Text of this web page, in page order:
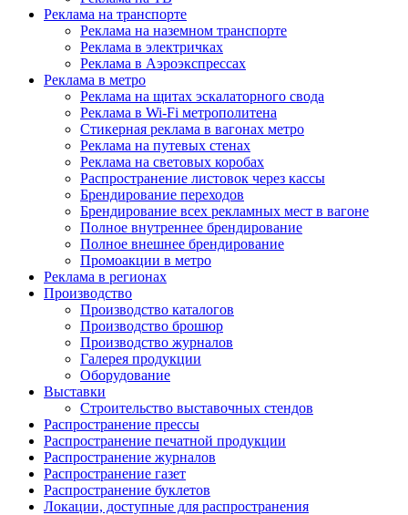
Реклама на транспорте
Реклама на наземном транспорте
Реклама в электричках
Реклама в Аэроэкспрессах
Реклама в метро
Реклама на щитах эскалаторного свода
Реклама в Wi-Fi метрополитена
Стикерная реклама в вагонах метро
Реклама на путевых стенах
Реклама на световых коробах
Распространение листовок через кассы
Брендирование переходов
Брендирование всех рекламных мест в вагоне
Полное внутреннее брендирование
Полное внешнее брендирование
Промоакции в метро
Реклама в регионах
Производство
Производство каталогов
Производство брошюр
Производство журналов
Галерея продукции
Оборудование
Выставки
Строительство выставочных стендов
Распространение прессы
Распространение печатной продукции
Распространение журналов
Распространение газет
Распространение буклетов
Локации, доступные для распространения